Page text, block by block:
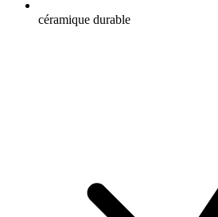
céramique durable